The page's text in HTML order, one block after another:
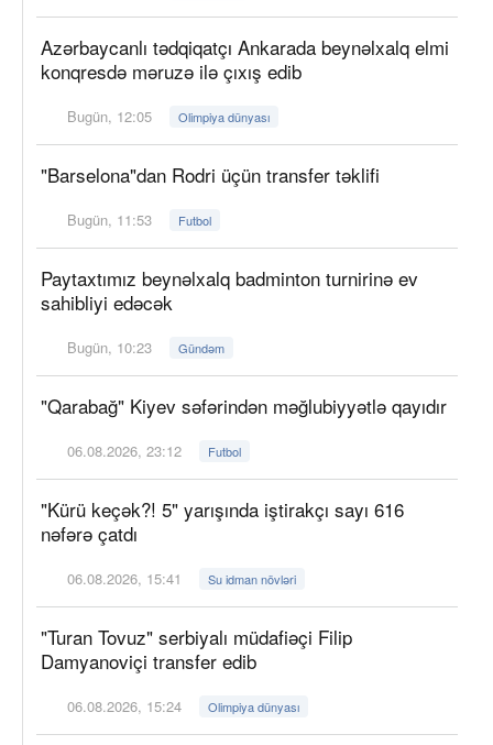
Azərbaycanlı tədqiqatçı Ankarada beynəlxalq elmi
konqresdə məruzə ilə çıxış edib
Bugün, 12:05 Olimpiya dünyası
"Barselona"dan Rodri üçün transfer təklifi
Bugün, 11:53 Futbol
Paytaxtımız beynəlxalq badminton turnirinə ev
sahibliyi edəcək
Bugün, 10:23 Gündəm
"Qarabağ" Kiyev səfərindən məğlubiyyətlə qayıdır
06.08.2026, 23:12 Futbol
"Kürü keçək?! 5" yarışında iştirakçı sayı 616
nəfərə çatdı
06.08.2026, 15:41 Su idman növləri
"Turan Tovuz" serbiyalı müdafiəçi Filip
Damyanoviçi transfer edib
06.08.2026, 15:24 Olimpiya dünyası